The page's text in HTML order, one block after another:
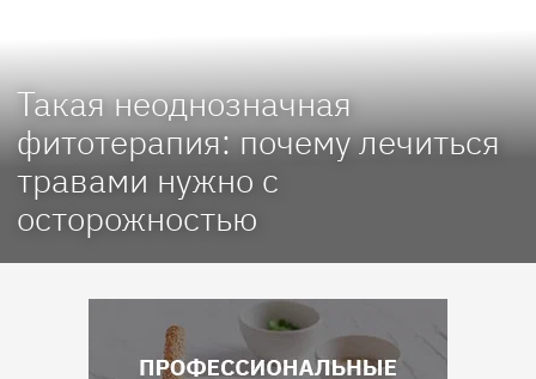
Такая неоднозначная
фитотерапия: почему лечиться
травами нужно с
осторожностью